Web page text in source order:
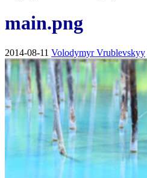
main.png
2014-08-11 Volodymyr Vrublevskyy